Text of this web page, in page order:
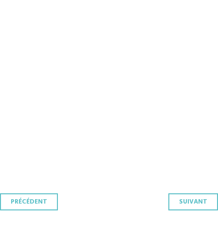
Navigation
PRÉCÉDENT SUIVANT